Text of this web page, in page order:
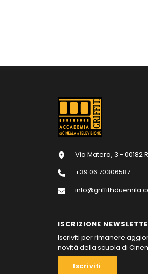
Via Matera, 3 - 00182
+39 06 70306587
ISCRIZIONE
Iscriviti per rimanere
novità della scuola di
Iscriviti